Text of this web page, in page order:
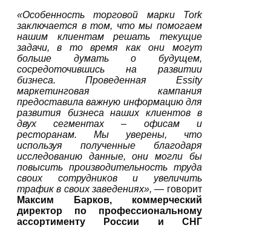
«Особенность торговой марки Tork
заключается в том, что мы помогаем
нашим клиентам решать текущие
задачи, в то время как они могут
больше думать о будущем,
сосредоточившись на развитии
бизнеса. Проведенная Essity
маркетинговая кампания
предоставила важную информацию для
развития бизнеса наших клиентов в
двух сегментах – офисам и
ресторанам. Мы уверены, что
используя полученные благодаря
исследованию данные, они могли бы
повысить производительность труда
своих сотрудников и увеличить
трафик в своих заведениях», — говорит
Максим Барков, коммерческий
директор по профессиональному
ассортименту России и СНГ